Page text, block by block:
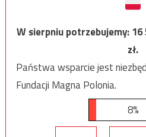
W sierpniu potrzebujemy:16
zł.
Państwa wsparcie jest
Fundacji Magna Polonia.
8%